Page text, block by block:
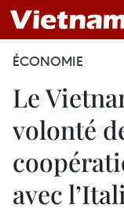
ÉCONOMIE
Le
volonté
avec